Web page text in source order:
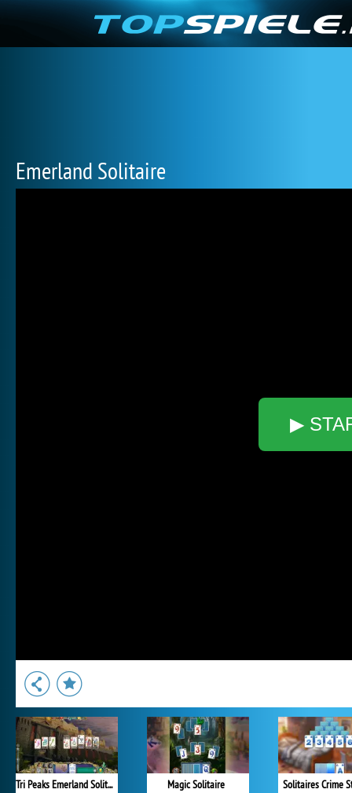
Emerland Solitaire
▶
Tri Peaks Emerland Solitaire Magic Solitaire Solitaires Crime